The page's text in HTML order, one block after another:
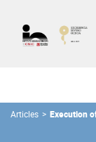
content
Articles > Execution